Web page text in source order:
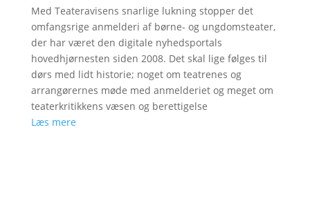
Med Teateravisens snarlige lukning stopper det
omfangsrige anmelderi af børne- og ungdomsteater,
der har været den digitale nyhedsportals
hovedhjørnesten siden 2008. Det skal lige følges til
dørs med lidt historie; noget om teatrenes og
arrangørernes møde med anmelderiet og meget om
teaterkritikkens væsen og berettigelse
Læs mere